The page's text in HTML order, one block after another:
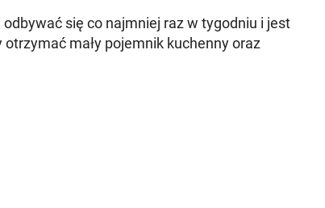
się co najmniej raz w tygodniu i jest
mały pojemnik kuchenny oraz